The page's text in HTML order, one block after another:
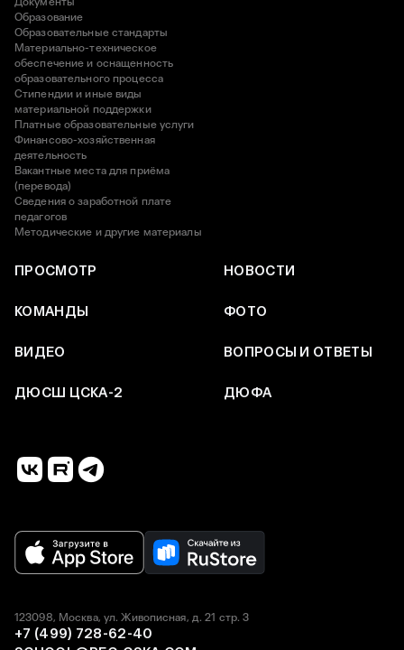
Образование
Образовательные стандарты
Материально-техническое
обеспечение и оснащенность
образовательного процесса
Стипендии и иные виды
материальной поддержки
Платные образовательные услуги
Финансово-хозяйственная
деятельность
Вакантные места для приёма
(перевода)
Сведения о заработной плате
педагогов
Методические и другие материалы
ПРОСМОТР НОВОСТИ
КОМАНДЫ ФОТО
ВИДЕО ВОПРОСЫ И ОТВЕТЫ
ДЮСШ ЦСКА-2 ДЮФА
123098, Москва, ул. Живописная, д. 21 стр. 3
+7 (499) 728-62-40